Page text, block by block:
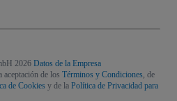
2026 Datos de la Empresa
aceptación de los Términos y Condiciones, de
de Cookies y de la Política de Privacidad para